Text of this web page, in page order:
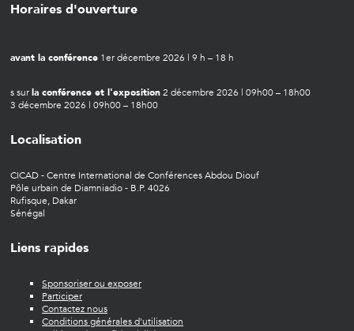
Horaires d'ouverture
avant la conférence 1er décembre 2026 | 9 h – 18 h
s surla conférence et l'exposition2 décembre 2026 | 09h00 – 18h00
3 décembre 2026 | 09h00 – 18h00
Localisation
CICAD - Centre International de Conférences Abdou Diouf
Pôle urbain de Diamniadio - B.P. 4026
Rufisque, Dakar
Sénégal
Liens rapides
Sponsoriser ou exposer
Participer
Contactez nous
Conditions générales d'utilisation